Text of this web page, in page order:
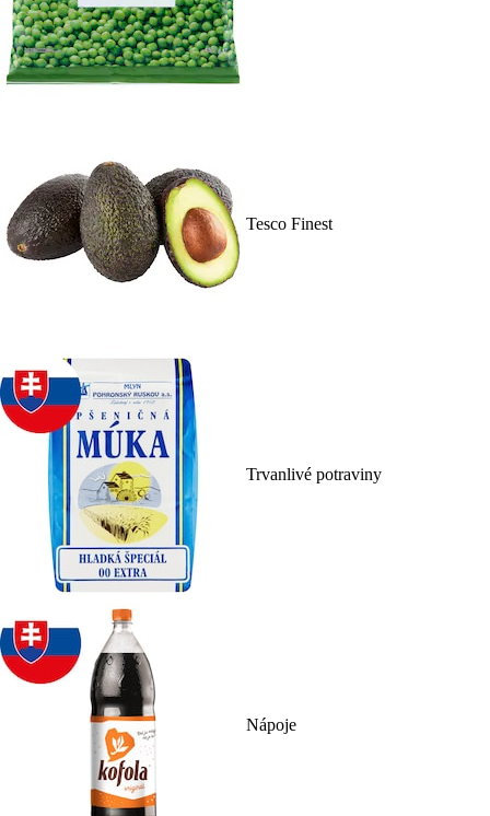
Tesco Finest
Trvanlivé potraviny
Nápoje